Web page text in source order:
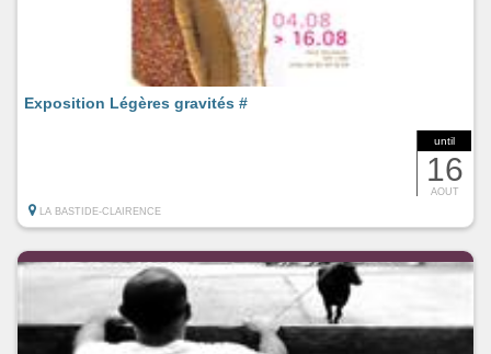
until
16
AOUT
Exposition Légères gravités #
LA BASTIDE-CLAIRENCE